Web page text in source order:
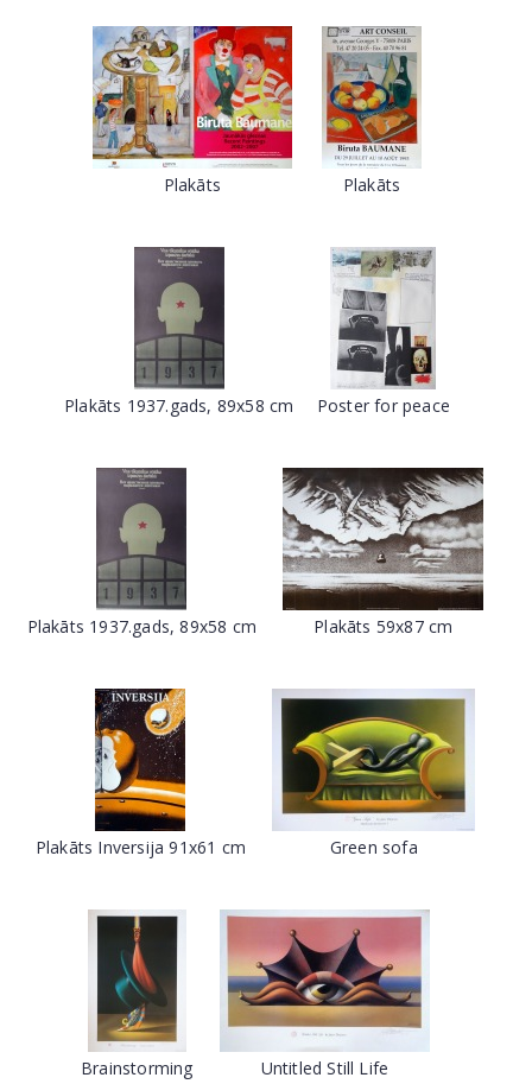
Plakāts Plakāts
Plakāts 1937.gads, 89x58 cm Poster for peace
Plakāts 1937.gads, 89x58 cm Plakāts 59x87 cm
Plakāts Inversija 91x61 cm Green sofa
Brainstorming Untitled Still Life